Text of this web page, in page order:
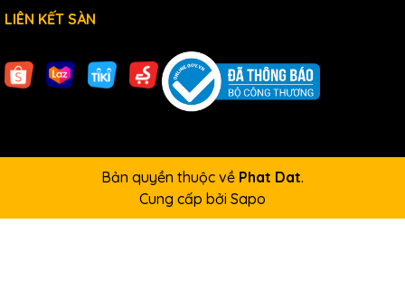
LIÊN KẾT SÀN
Bản quyền thuộc về Phat Dat.
Cung cấp bởi Sapo